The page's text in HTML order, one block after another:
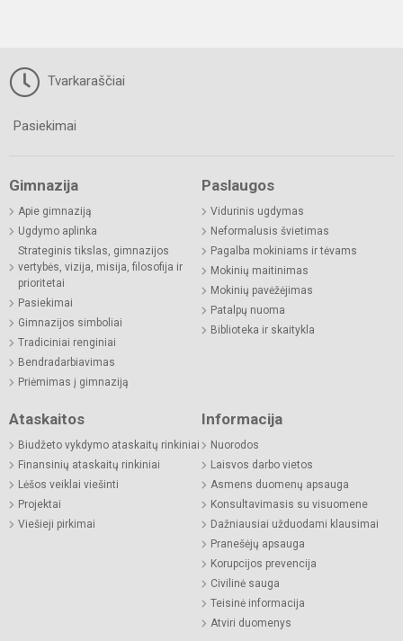
Tvarkaraščiai
Pasiekimai
Gimnazija
Apie gimnaziją
Ugdymo aplinka
Strateginis tikslas, gimnazijos
vertybės, vizija, misija, filosofija ir
prioritetai
Pasiekimai
Gimnazijos simboliai
Tradiciniai renginiai
Bendradarbiavimas
Priėmimas į gimnaziją
Paslaugos
Vidurinis ugdymas
Neformalusis švietimas
Pagalba mokiniams ir tėvams
Mokinių maitinimas
Mokinių pavėžėjimas
Patalpų nuoma
Biblioteka ir skaitykla
Ataskaitos
Biudžeto vykdymo ataskaitų rinkiniai
Finansinių ataskaitų rinkiniai
Lėšos veiklai viešinti
Projektai
Viešieji pirkimai
Informacija
Nuorodos
Laisvos darbo vietos
Asmens duomenų apsauga
Konsultavimasis su visuomene
Dažniausiai užduodami klausimai
Pranešėjų apsauga
Korupcijos prevencija
Civilinė sauga
Teisinė informacija
Atviri duomenys